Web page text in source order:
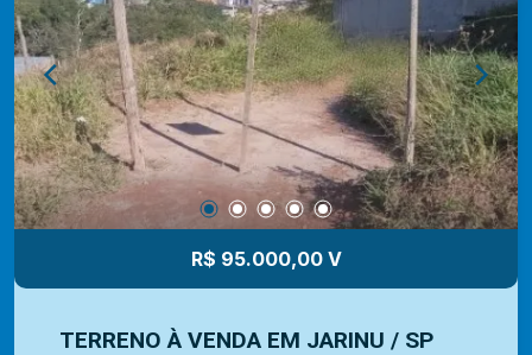
R$ 95.000,00 V
TERRENO À VENDA EM JARINU / SP